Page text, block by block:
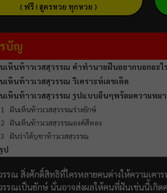
( ฟรี ! สูตรหวย ทุกหวย )
บัญ
เห็นท้าวเวสสุวรรณ คำทำนายฝันอยากบอกอะ
เห็นท้าวเวสสุวรรณ วิเคราะห์เลขเด็ด
เห็นท้าวเวสสุวรรณ รูปแบบอื่นๆพร้อมความหม
ฝันเห็นท้าวเวสสุวรรณร่างยักษ์
ฝันเห็นท้าวเวสสุวรรณองค์สีทอง
ฝันว่าได้บูชาท้าวเวสสุวรรณ
ป
รรณ สิ่งศักดิ์สิทธิที่ใครหลายคนต่างให้ความเ
รรณเป็นยักษ์ นั่นอาจส่งผลให้คนที่ฝันเช่นนี้เกิด